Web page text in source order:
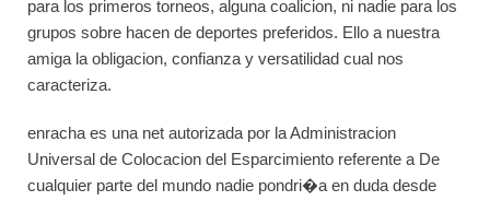
para los primeros torneos, alguna coalicion, ni nadie para los
grupos sobre hacen de deportes preferidos. Ello a nuestra
amiga la obligacion, confianza y versatilidad cual nos
caracteriza.
enracha es una net autorizada por la Administracion
Universal de Colocacion del Esparcimiento referente a De
cualquier parte del mundo nadie pondri�a en duda desde